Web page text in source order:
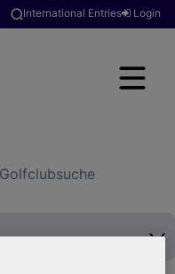
International Entries Login
Golfclubsuche